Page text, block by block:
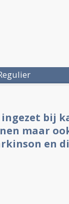
bij
maar
en